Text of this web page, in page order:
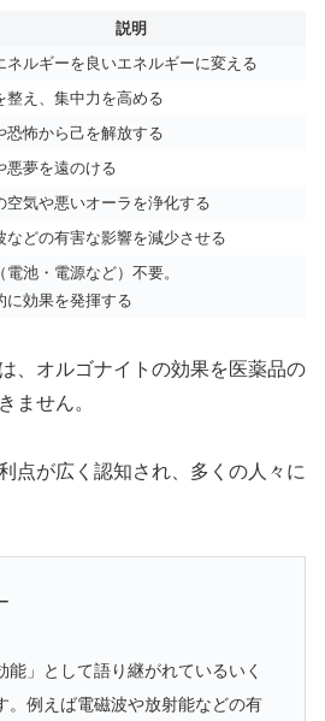
説明
ネルギーを良いエネルギーに変える
整え、集中力を高める
恐怖から己を解放する
悪夢を遠のける
空気や悪いオーラを浄化する
などの有害な影響を減少させる
電池・電源など）不要。
に効果を発揮する
、オルゴナイトの効果を医薬品の
ません。
点が広く認知され、多くの人々に
能」として語り継がれているいく
。例えば電磁波や放射能などの有